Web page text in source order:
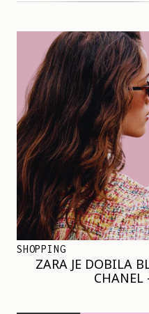
SHOPPING
ZARA JE DOBILA
CHANEL